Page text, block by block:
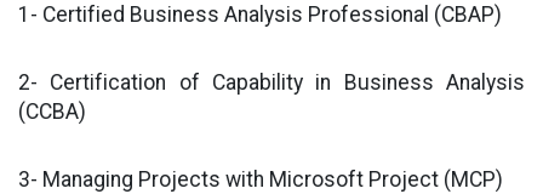
1- Certified Business Analysis Professional (CBAP)
2- Certification of Capability in Business Analysis
(CCBA)
3- Managing Projects with Microsoft Project (MCP)